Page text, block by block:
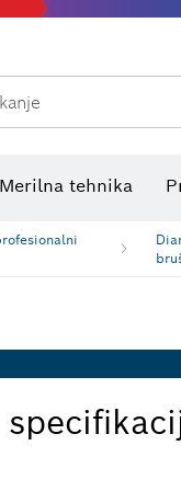
Merilna tehnika